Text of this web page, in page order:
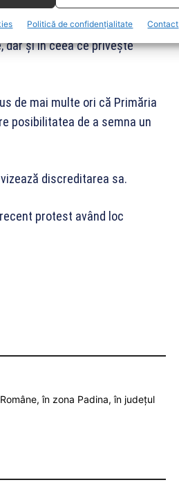
Politică de confidențialitate Contact
riscuri pentru
dar şi în ceea ce priveşte
de mai multe ori că Primăria
posibilitatea de a semna un
discreditarea sa.
protest având loc
în zona Padina, în județul